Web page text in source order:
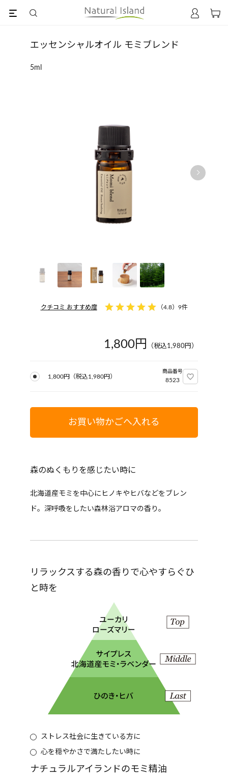
エッセンシャルオイル モミブレンド
5ml
クチコミ おすすめ度 （4.8） 9件
1,800円 （税込1,980円）
1,800円 （税込1,980円）
商品番号
8523
お買い物かごへ入れる
森のぬくもりを感じたい時に
北海道産モミを中心にヒノキやヒバなどをブレン
ド。深呼吸をしたい森林浴アロマの香り。
リラックスする森の香りで心やすらぐひ
と時を
ストレス社会に生きている方に
心を穏やかさで満たしたい時に
ナチュラルアイランドのモミ精油